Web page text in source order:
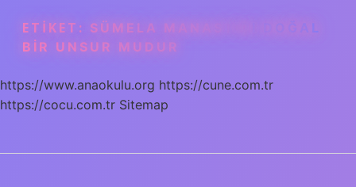
ETIKET: SÜMELA MANASTIRI DOĞAL
BIR UNSUR MUDUR
https://www.anaokulu.org https://cune.com.tr
https://cocu.com.tr Sitemap